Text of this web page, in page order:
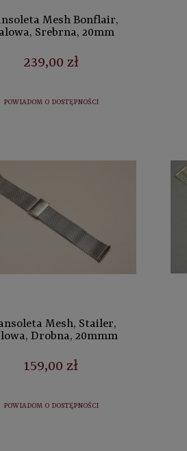
Mesh Bonflair,
Srebrna, 20mm
239,00 zł
POWIADOM O DOSTĘPNOŚCI
Mesh, Stailer,
Drobna, 20mmm
159,00 zł
POWIADOM O DOSTĘPNOŚCI